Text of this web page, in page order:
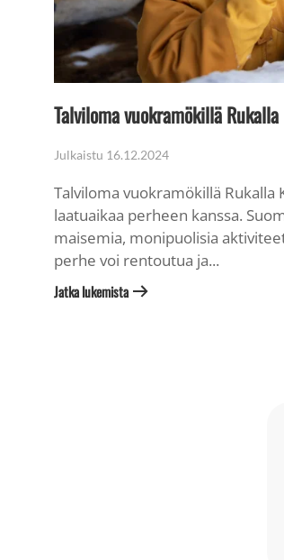
Talviloma vuokramökillä Rukalla
Julkaistu 16.12.2024
Talviloma vuokramökillä Rukalla
laatuaikaa perheen kanssa.
maisemia, monipuolisia
perhe voi rentoutua ja...
Jatka lukemista